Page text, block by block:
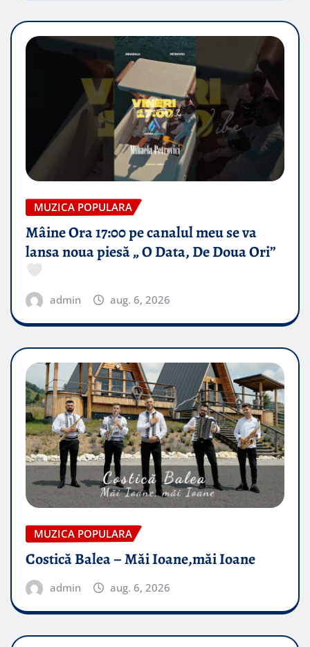
MUZICA POPULARA
Mâine Ora 17:00 pe canalul meu se va
lansa noua piesă „ O Data, De Doua Ori”
admin aug. 6, 2026
MUZICA POPULARA
Costică Balea – Măi Ioane,măi Ioane
admin aug. 6, 2026